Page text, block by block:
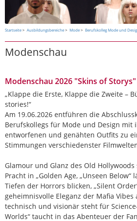
Startseite Ausbildungsbereiche Mode Berufskolleg Mode und
Modenschau
Modenschau 2026 "Skins of Storys"
„Klappe die Erste, Klappe die Zweite –
stories!“
Am 19.06.2026 entführen die
Berufskollegs für Mode und Design mit
entworfenen und genähten Outfits zu
Stimmungen verschiedenster
Glamour und Glanz des Old
Pracht in „Golden Age, „Unseen
Tiefen der Horrors blicken, „Silent
geheimnisvolle Eleganz der Mafia Vibes
technisch und visionär steht für
Worlds“ taucht in das Abenteuer der